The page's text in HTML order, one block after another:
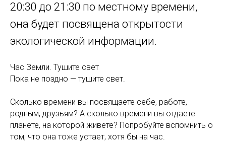
20:30 до 21:30 по местному времени,
она будет посвящена открытости
экологической информации.
Час Земли. Тушите свет
Пока не поздно — тушите свет.
Сколько времени вы посвящаете себе, работе,
родным, друзьям? А сколько времени вы отдаете
планете, на которой живете? Попробуйте вспомнить о
том, что она тоже устает, хотя бы на час.